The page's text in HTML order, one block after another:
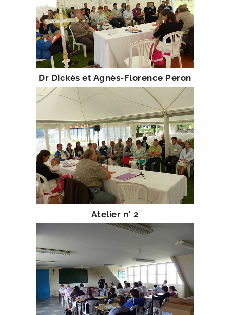
Dr Dickès et Agnès-​Florence Peron
Atelier n° 2